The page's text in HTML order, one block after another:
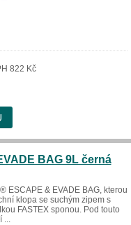
822 Kč
BAG 9L černá
ESCAPE & EVADE BAG, kterou
klopa se suchým zipem s
FASTEX sponou. Pod touto
...